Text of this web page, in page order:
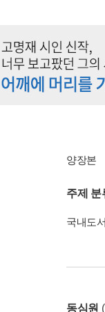
양장본
주제 분
국내도
동심원